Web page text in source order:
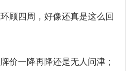
顾四周，好像还真是这么回
价一降再降还是无人问津；